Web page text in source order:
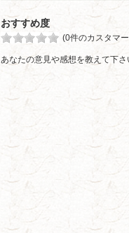
おすすめ度
(0件のカスタマ
あなたの意見や感想を教えて下さ